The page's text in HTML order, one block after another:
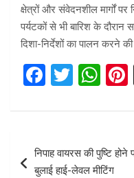
क्षेत्रों और संवेदनशील मार्गों
पर्यटकों से भी बारिश के दौरान
दिशा-निर्देशों का पालन करने
F
ce
o
T
tt
er
W
at
s
A
t
navigation
निपाह वायरस की पुष्टि
बुलाई हाई-लेवल मीटिंग